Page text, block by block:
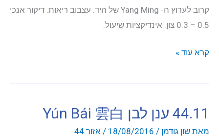
קרוב לערוץ ה- Yang Ming של היד. עצבוב ריאות. דיקור אנכי
0.5 – 0.3 צון. אינדיקציות שיעול.
מרגיע
Ding
קרא עוד »
44.11 ענן לבן Yún Bái 雲白
מאת שון גודמן /
18/08/2016
/ אזור 44